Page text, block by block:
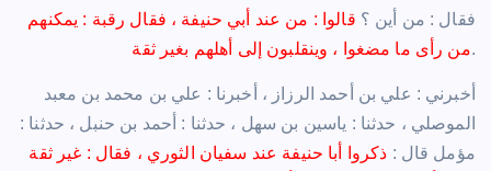
فقال : من أين ؟ قالوا : من عند أبي حنيفة ، فقال رقبة : يمكنهم
من رأى ما مضغوا ، وينقلبون إلى أهلهم بغير ثقة.
أخبرني : علي بن أحمد الرزاز ، أخبرنا : علي بن محمد بن معبد
الموصلي ، حدثنا : ياسين بن سهل ، حدثنا : أحمد بن حنبل ، حدثنا :
مؤمل قال : ذكروا أبا حنيفة عند سفيان الثوري ، فقال : غير ثقة